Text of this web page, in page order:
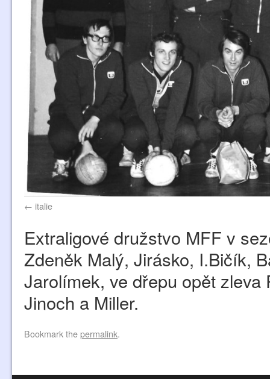
italie
Extraligové družstvo MFF v
Zdeněk Malý, Jirásko, I.Bičík,
Jarolímek, ve dřepu opět
Jinoch a Miller.
Bookmark thepermalink.